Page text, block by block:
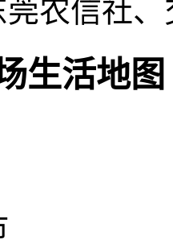
莞农信社
生活地图